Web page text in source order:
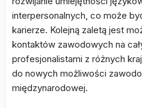
interpersonalnych, co może
karierze. Kolejną zaletą jest
kontaktów zawodowych na
profesjonalistami z różnych
do nowych możliwości
międzynarodowej.